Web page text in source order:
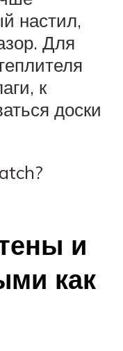
настил,
Для
к
доски
и
как